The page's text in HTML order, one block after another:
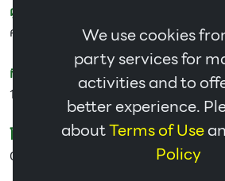
ผู้ดูแล :
คุณสงสร จินดากุล ตำแหน่ง ผู้จัดการโรงง
ที่อยู่ :
148,148/1 ถ.นิตโย ต.โพนงาม อ.หนองหาน
โทร :
084-387-8242
We use cookies
party services for
activities and to
better experience.
aboutTerms of Use
Policy